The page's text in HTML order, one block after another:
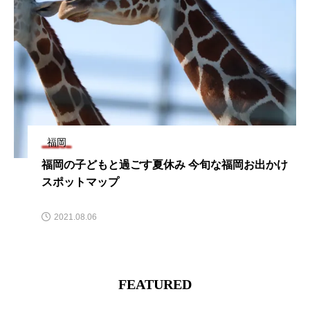
どもと過ごす夏休み 今旬な福岡お出かけ
マップ
福岡空港
FEATURED